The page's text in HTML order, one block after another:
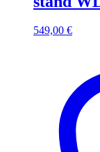
549,00 €